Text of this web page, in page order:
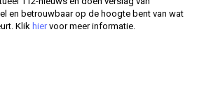
en betrouwbaar op de hoogte bent van wat
Klik hiervoor meer informatie.